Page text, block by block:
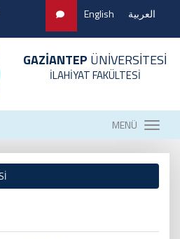
English العربية
GAZİANTEP ÜNİVERSİTESİ
İLAHİYAT FAKÜLTESİ
MENÜ